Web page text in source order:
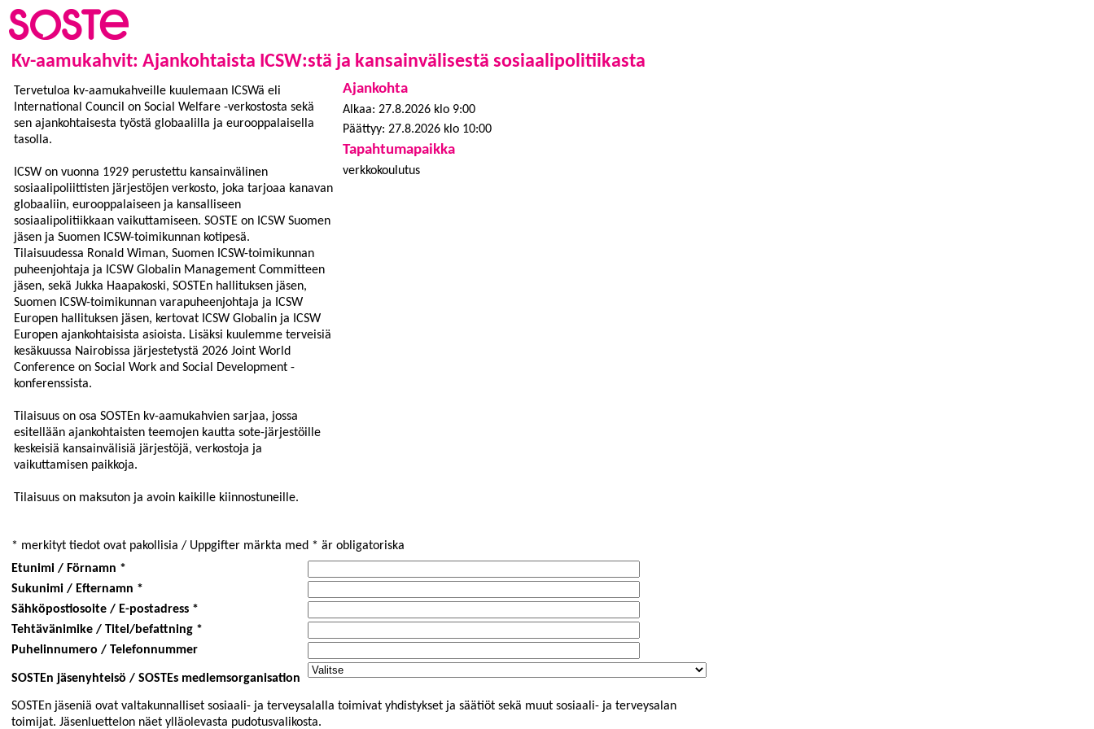
Kv-aamukahvit: Ajankohtaista ICSW:stä ja kansainvälisestä sosiaalipolitiikasta
Tervetuloa kv-aamukahveille kuulemaan ICSWä eli
International Council on Social Welfare -verkostosta sekä
sen ajankohtaisesta työstä globaalilla ja eurooppalaisella
tasolla.
ICSW on vuonna 1929 perustettu kansainvälinen
sosiaalipoliittisten järjestöjen verkosto, joka tarjoaa kanavan
globaaliin, eurooppalaiseen ja kansalliseen
sosiaalipolitiikkaan vaikuttamiseen. SOSTE on ICSW Suomen
jäsen ja Suomen ICSW-toimikunnan kotipesä.
Tilaisuudessa Ronald Wiman, Suomen ICSW-toimikunnan
puheenjohtaja ja ICSW Globalin Management Committeen
jäsen, sekä Jukka Haapakoski, SOSTEn hallituksen jäsen,
Suomen ICSW-toimikunnan varapuheenjohtaja ja ICSW
Europen hallituksen jäsen, kertovat ICSW Globalin ja ICSW
Europen ajankohtaisista asioista. Lisäksi kuulemme terveisiä
kesäkuussa Nairobissa järjestetystä 2026 Joint World
Conference on Social Work and Social Development -
konferenssista.
Tilaisuus on osa SOSTEn kv-aamukahvien sarjaa, jossa
esitellään ajankohtaisten teemojen kautta sote-järjestöille
keskeisiä kansainvälisiä järjestöjä, verkostoja ja
vaikuttamisen paikkoja.
Tilaisuus on maksuton ja avoin kaikille kiinnostuneille.
Ajankohta
Alkaa: 27.8.2026 klo 9:00
Päättyy: 27.8.2026 klo 10:00
Tapahtumapaikka
verkkokoulutus
* merkityt tiedot ovat pakollisia / Uppgifter märkta med * är obligatoriska
Etunimi / Förnamn *
Sukunimi / Efternamn *
Sähköpostiosoite / E-postadress *
Tehtävänimike / Titel/befattning *
Puhelinnumero / Telefonnummer
SOSTEn jäsenyhteisö / SOSTEs medlemsorganisation
SOSTEn jäseniä ovat valtakunnalliset sosiaali- ja terveysalalla toimivat yhdistykset ja säätiöt sekä muut sosiaali- ja terveysalan
toimijat. Jäsenluettelon näet ylläolevasta pudotusvalikosta.